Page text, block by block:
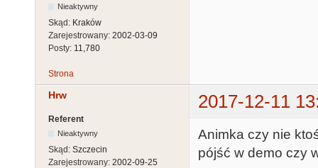
Nieaktywny
Skąd: Kraków
Zarejestrowany: 2002-03-09
Posty: 11,780
Strona
Hrw 2017-12-11
Referent
Nieaktywny
Skąd: Szczecin
Zarejestrowany: 2002-09-25
Animka czy nie
pójść w demo czy